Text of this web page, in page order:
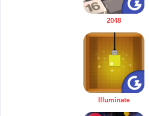
2048
Illuminate